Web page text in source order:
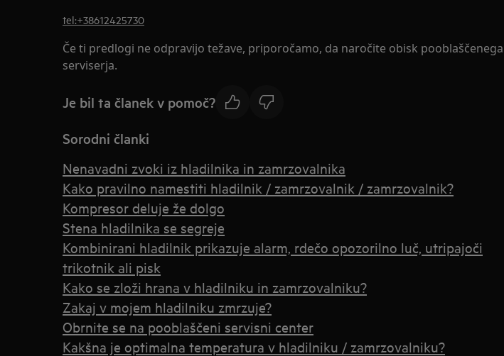
tel:+38612425730
Če ti predlogi ne odpravijo težave, priporočamo, da naročite obisk pooblaščenega
serviserja.
Je bil ta članek v pomoč?
Sorodni članki
Nenavadni zvoki iz hladilnika in zamrzovalnika
Kako pravilno namestiti hladilnik / zamrzovalnik / zamrzovalnik?
Kompresor deluje že dolgo
Stena hladilnika se segreje
Kombinirani hladilnik prikazuje alarm, rdečo opozorilno luč, utripajoči
trikotnik ali pisk
Kako se zloži hrana v hladilniku in zamrzovalniku?
Zakaj v mojem hladilniku zmrzuje?
Obrnite se na pooblaščeni servisni center
Kakšna je optimalna temperatura v hladilniku / zamrzovalniku?